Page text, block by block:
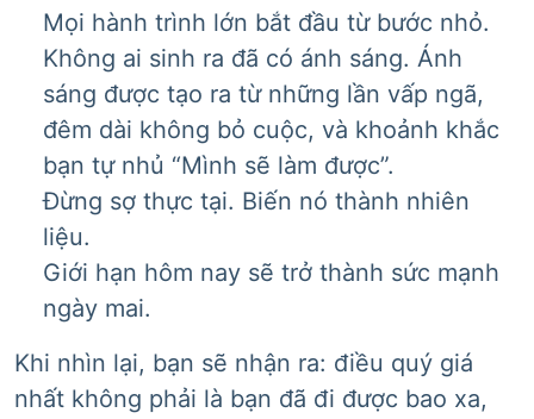
Mọi hành trình lớn bắt đầu từ bước nhỏ.
Không ai sinh ra đã có ánh sáng. Ánh
sáng được tạo ra từ những lần vấp ngã,
đêm dài không bỏ cuộc, và khoảnh khắc
bạn tự nhủ “Mình sẽ làm được”.
Đừng sợ thực tại. Biến nó thành nhiên
liệu.
Giới hạn hôm nay sẽ trở thành sức mạnh
ngày mai.
Khi nhìn lại, bạn sẽ nhận ra: điều quý giá
nhất không phải là bạn đã đi được bao xa,